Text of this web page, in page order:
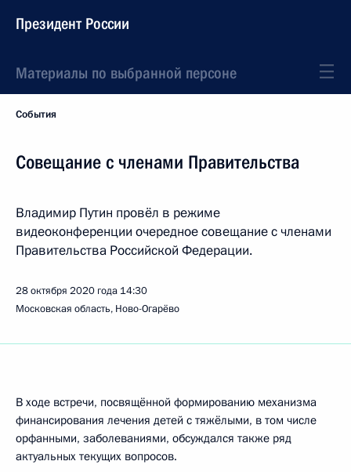
Президент России
Материалы по выбранной персоне
События
Совещание с членами Правительства
Владимир Путин провёл в режиме
видеоконференции очередное совещание с членами
Правительства Российской Федерации.
28 октября 2020 года 14:30
Московская область, Ново-Огарёво
В ходе встречи, посвящённой формированию механизма
финансирования лечения детей с тяжёлыми, в том числе
орфанными, заболеваниями, обсуждался также ряд
актуальных текущих вопросов.